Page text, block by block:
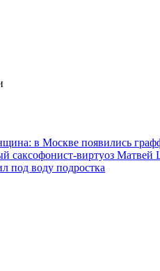
в Москве появились
саксофонист-виртуоз Матвей
под воду подростка